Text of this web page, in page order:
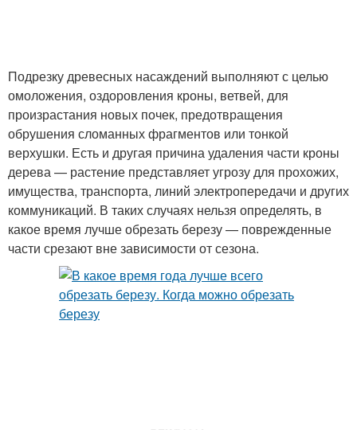
Подрезку древесных насаждений выполняют с целью
омоложения, оздоровления кроны, ветвей, для
произрастания новых почек, предотвращения
обрушения сломанных фрагментов или тонкой
верхушки. Есть и другая причина удаления части кроны
дерева — растение представляет угрозу для прохожих,
имущества, транспорта, линий электропередачи и других
коммуникаций. В таких случаях нельзя определять, в
какое время лучше обрезать березу — поврежденные
части срезают вне зависимости от сезона.